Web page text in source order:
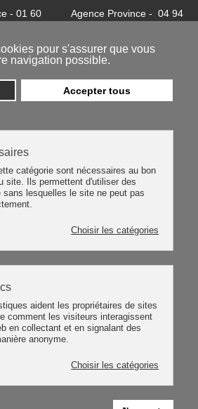
pour s'assurer que vous
navigation possible.
Accepter tous
catégorie sont nécessaires au bon
site. Ils permettent d'utiliser des
sans lesquelles le site ne peut pas
Choisir les catégories
aident les propriétaires de sites
comment les visiteurs interagissent
en collectant et en signalant des
anonyme.
Choisir les catégories
- 01 60
Agence Province - 04 94